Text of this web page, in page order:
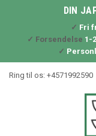
DIN
✓ Fri
✓ Forsendelse 1-
✓
Ring til os: +4571992590